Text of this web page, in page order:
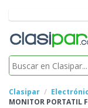
Clasipar
MONITOR PORTATIL